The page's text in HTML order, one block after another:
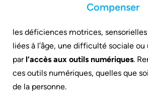
Compenser
les déficiences motrices,
liées à l’âge, une difficulté sociale
parl’accès aux outils numériques.
ces outils numériques, quelles que
de la personne.